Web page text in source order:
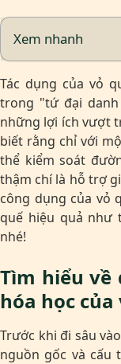
Xem nhanh
Tác dụng của vỏ
trong "tứ đại
những lợi ích vượt
biết rằng chỉ với
thể kiểm soát
thậm chí là hỗ trợ
công dụng của vỏ
quế hiệu quả như
nhé!
Tìm hiểu về
hóa học của
Trước khi đi sâu
nguồn gốc và cấu